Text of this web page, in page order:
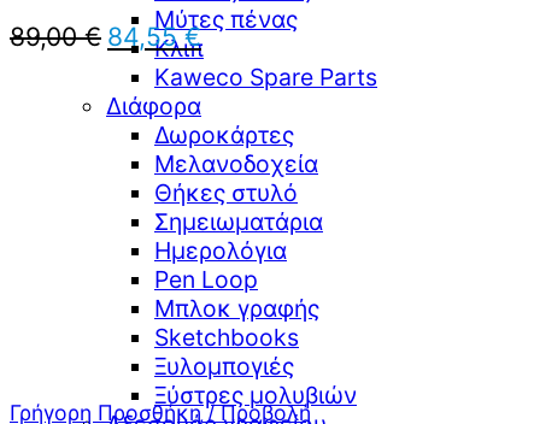
Μύτες πένας
Κλιπ
Kaweco Spare Parts
Διάφορα
Δωροκάρτες
Μελανοδοχεία
Θήκες στυλό
Σημειωματάρια
Ημερολόγια
Pen Loop
Μπλοκ γραφής
Sketchbooks
Ξυλομπογιές
Ξύστρες μολυβιών
89,00€ Original
price
was:
89,00 €.
84,55€Η
τρέχουσα
τιμή
είναι:
84,55 €.
Γρήγορη Προσθήκη / Προβολή